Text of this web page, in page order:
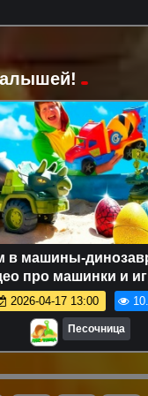
в машины-
про машинки и
песочнице для
2026-04-17 13:00
Песочница